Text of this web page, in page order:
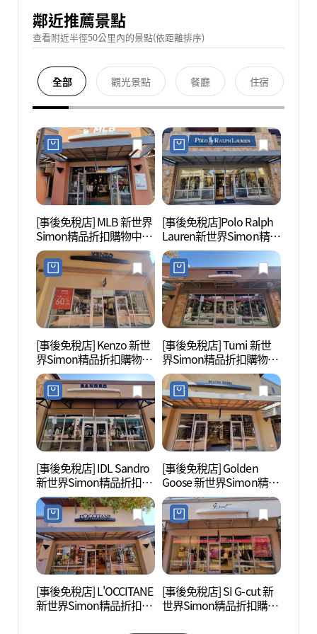
鄰近推薦景點
查看附近半徑50公里內的景點(依距離排序)
全部 觀光景點 餐廳 住宿
[事後免稅店] MLB 新世界
Simon精品折扣購物中心
驪州店(MLB 신세계사이
먼프리미엄아울렛 여주
점)
[事後免稅店]Polo Ralph
Lauren新世界Simon精品
折扣購物中心驪州店(폴
로랄프로렌 신세계사이
먼프리미엄아울렛 여주
점)
[事後免稅店] Kenzo 新世
界Simon精品折扣購物中
心驪州店(겐조 신세계사
이먼프리미엄아울렛 여
주점)
[事後免稅店] Tumi 新世
界Simon精品折扣購物中
心驪州店(투미 신세계사
이먼프리미엄아울렛 여
주점)
[事後免稅店] IDL Sandro
新世界Simon精品折扣購
物中心驪州店(산드로 신
세계사이먼프리미엄아울
렛 여주점)
[事後免稅店] Golden
Goose 新世界Simon精品
折扣購物中心驪州店(골
든구스 신세계사이먼프
리미엄아울렛 여주점)
[事後免稅店] L'OCCITANE
新世界Simon精品折扣購
[事後免稅店] SI G-cut 新
世界Simon精品折扣購物